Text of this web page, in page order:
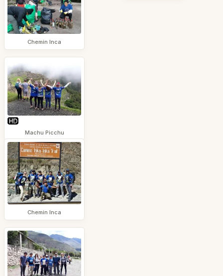
Chemin Inca
Machu Picchu
Chemin Inca